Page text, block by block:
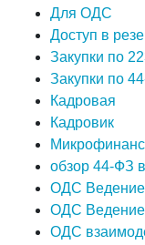
Для ОДС
Доступ в
Закупки по
Закупки по
Кадровая
Кадровик
обзор 44-ФЗ
ОДС Ведение
ОДС Ведение
ОДС